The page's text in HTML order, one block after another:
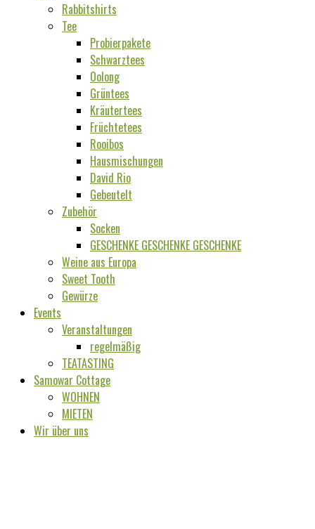
Rabbitshirts
Tee
Probierpakete
Schwarztees
Oolong
Grüntees
Kräutertees
Früchtetees
Rooibos
Hausmischungen
David Rio
Gebeutelt
Zubehör
Socken
GESCHENKE GESCHENKE GESCHENKE
Weine aus Europa
Sweet Tooth
Gewürze
Events
Veranstaltungen
regelmäßig
TEATASTING
Samowar Cottage
WOHNEN
MIETEN
Wir über uns